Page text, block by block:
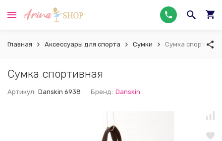
Главная Аксессуары для спорта Сумки Сумка
Сумка спортивная
Артикул: Danskin 6938 Бренд: Danskin